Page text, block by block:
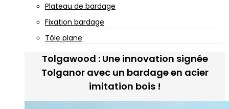
Plateau de bardage
Fixation bardage
Tôle plane
Tolgawood : Une innovation signée
Tolganor avec un bardage en acier
imitation bois !